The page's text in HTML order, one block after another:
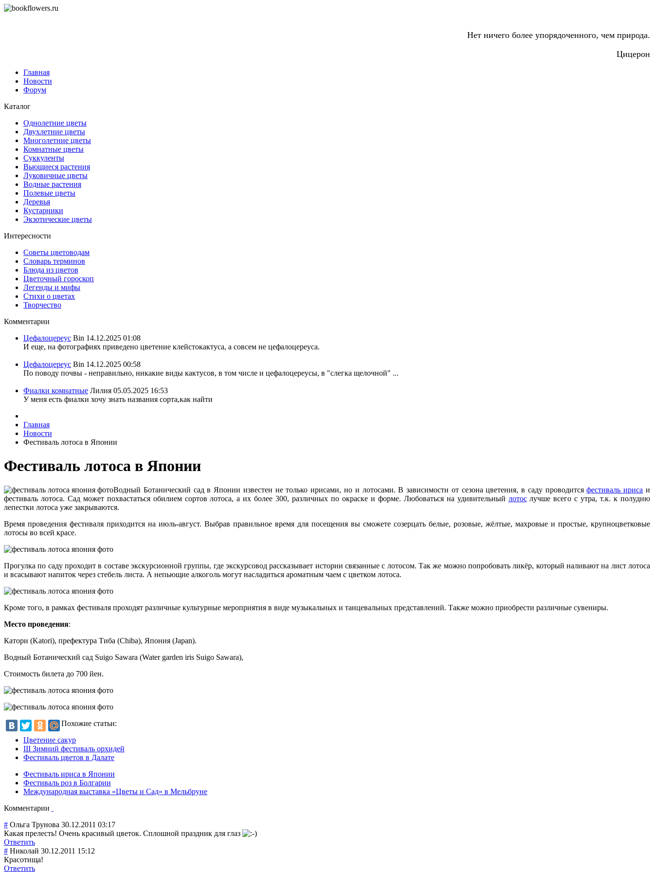
Нет ничего более упорядоченного, чем природа.
Цицерон
Главная
Новости
Форум
Каталог
Однолетние цветы
Двухлетние цветы
Многолетние цветы
Комнатные цветы
Суккуленты
Вьющиеся растения
Луковичные цветы
Водные растения
Полевые цветы
Деревья
Кустарники
Экзотические цветы
Интересности
Советы цветоводам
Словарь терминов
Блюда из цветов
Цветочный гороскоп
Легенды и мифы
Стихи о цветах
Творчество
Комментарии
Цефалоцереус Bin 14.12.2025 01:08
И еще, на фотографиях приведено цветение клейстокактуса, а совсем не цефалоцереуса.
Цефалоцереус Bin 14.12.2025 00:58
По поводу почвы - неправильно, никакие виды кактусов, в том числе и цефалоцереусы, в "слегка щелочной" ...
Фиалки комнатные Лилия 05.05.2025 16:53
У меня есть фиалки хочу знать названия сорта,как найти
Главная
Новости
Фестиваль лотоса в Японии
Фестиваль лотоса в Японии
Водный Ботанический сад в Японии известен не только ирисами, но и лотосами. В зависимости от сезона цветения, в саду проводитсяфестиваль ириса и
фестиваль лотоса. Сад может похвастаться обилием сортов лотоса, а их более 300, различных по окраске и форме. Любоваться на удивительный лотослучше всего с утра, т.к. к полудню
лепестки лотоса уже закрываются.
Время проведения фестиваля приходится на июль-август. Выбрав правильное время для посещения вы сможете созерцать белые, розовые, жёлтые, махровые и простые, крупноцветковые
лотосы во всей красе.
Прогулка по саду проходит в составе экскурсионной группы, где экскурсовод рассказывает истории связанные с лотосом. Так же можно попробовать ликёр, который наливают на лист лотоса
и всасывают напиток через стебель листа. А непьющие алкоголь могут насладиться ароматным чаем с цветком лотоса.
Кроме того, в рамках фестиваля проходят различные культурные мероприятия в виде музыкальных и танцевальных представлений. Также можно приобрести различные сувениры.
Место проведения:
Катори (Katori), префектура Тиба (Chiba), Япония (Japan).
Водный Ботанический сад Suigo Sawara (Water garden iris Suigo Sawara),
Стоимость билета до 700 йен.
Похожие статьи:
Цветение сакур
III Зимний фестиваль орхидей
Фестиваль цветов в Далате
Фестиваль ириса в Японии
Фестиваль роз в Болгарии
Международная выставка «Цветы и Сад» в Мельбруне
Комментарии
# Ольга Трунова 30.12.2011 03:17
Какая прелесть! Очень красивый цветок. Сплошной праздник для глаз
Ответить
# Николай 30.12.2011 15:12
Красотища!
Ответить